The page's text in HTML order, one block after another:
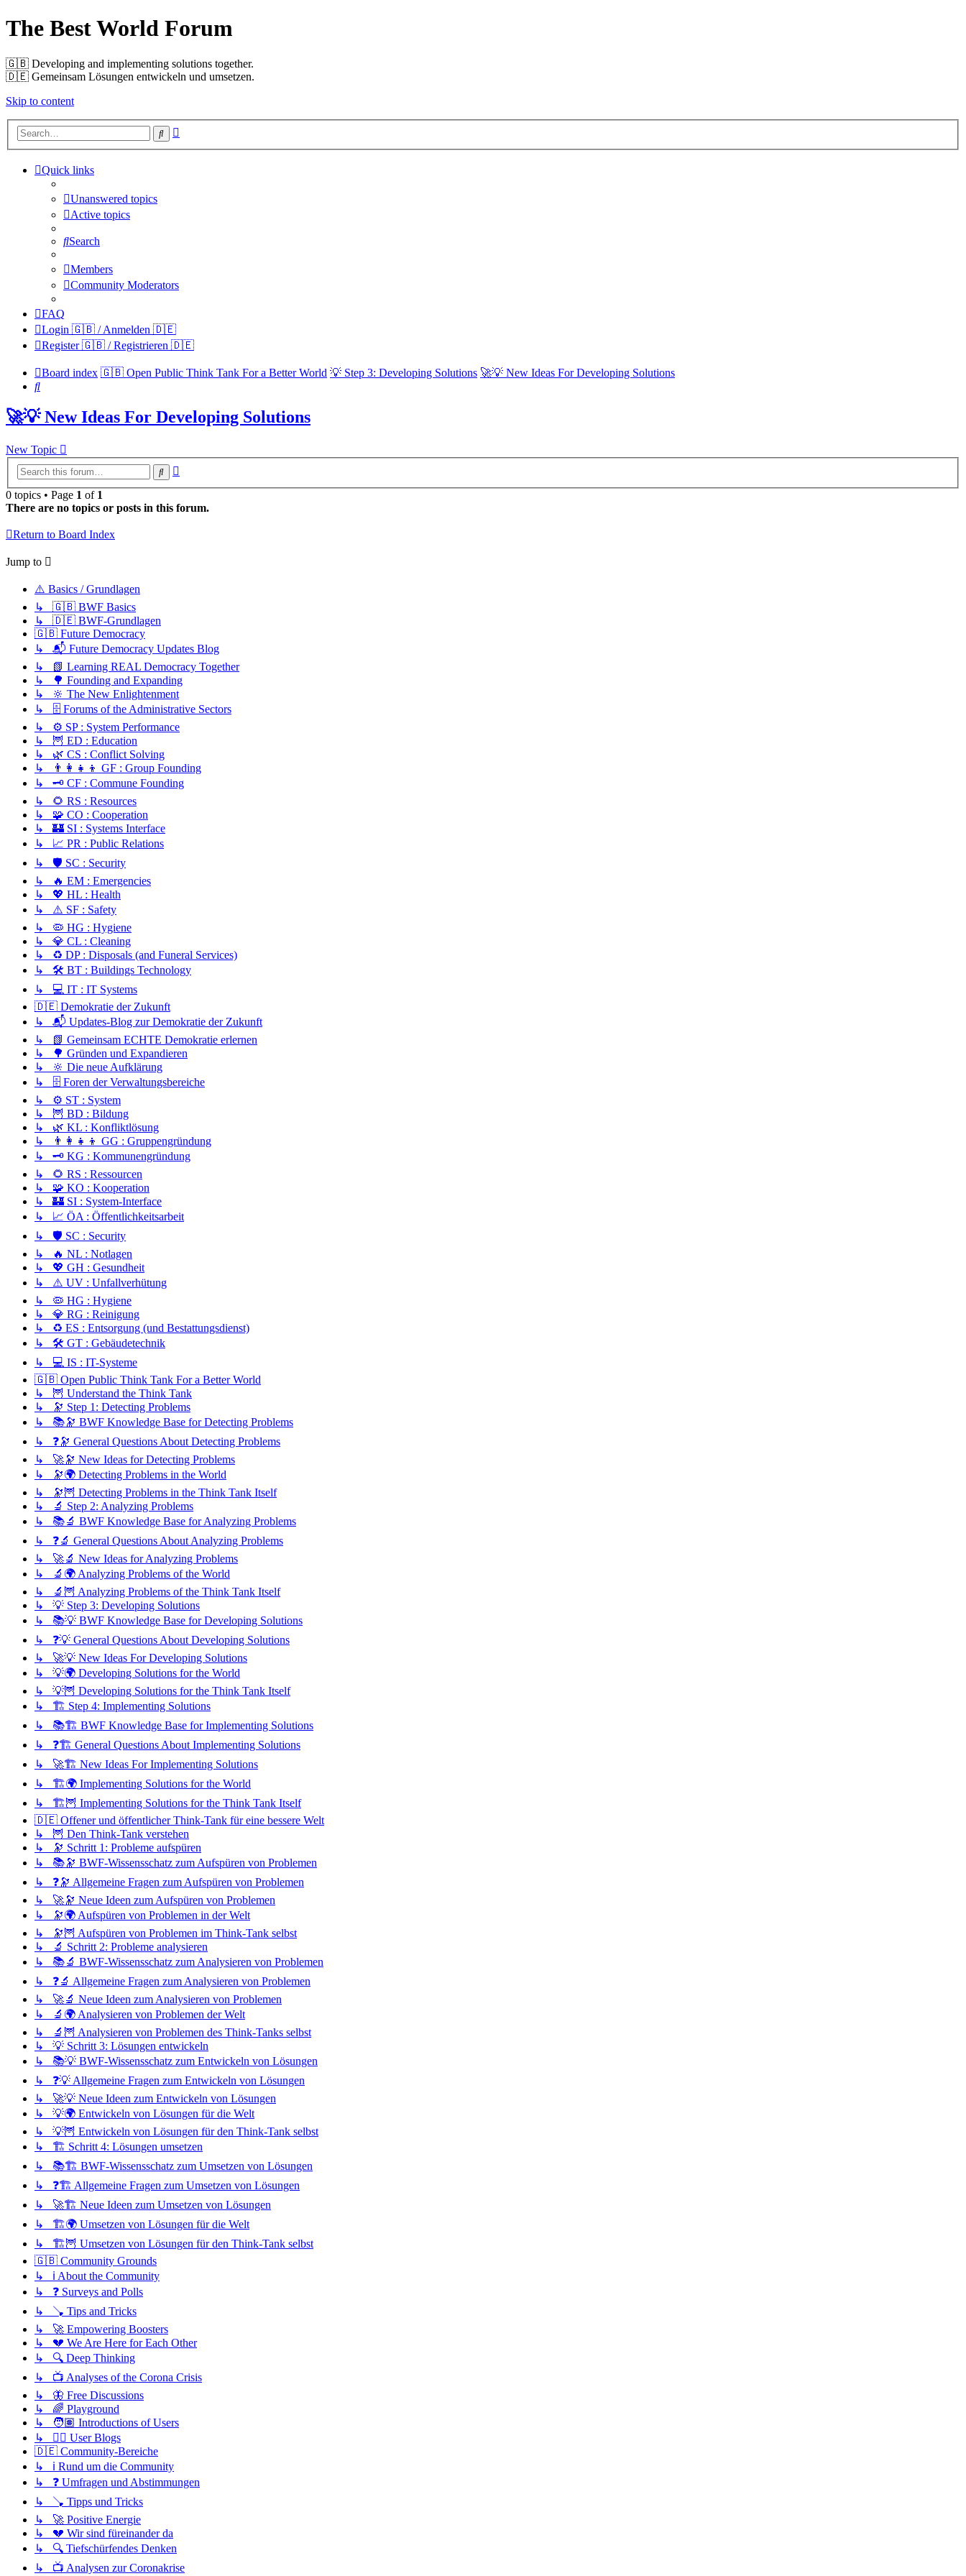
The Best World Forum
🇬🇧️ Developing and implementing solutions together.
🇩🇪️ Gemeinsam Lösungen entwickeln und umsetzen.
Skip to content
Search
Quick links
Unanswered topics
Active topics
Search
Members
Community Moderators
FAQ
Login 🇬🇧 / Anmelden 🇩🇪
Register 🇬🇧 / Registrieren 🇩🇪
Board index 🇬🇧 Open Public Think Tank For a Better World 💡 Step 3: Developing Solutions 🚀💡 New Ideas For Developing Solutions
Search
🚀💡 New Ideas For Developing Solutions
New Topic
Search
0 topics • Page 1 of 1
There are no topics or posts in this forum.
Return to Board Index
Jump to
⚠️ Basics / Grundlagen
↳ 🇬🇧 BWF Basics
↳ 🇩🇪 BWF-Grundlagen
🇬🇧 Future Democracy
↳ 📬 Future Democracy Updates Blog
↳ 📗 Learning REAL Democracy Together
↳ 🌳 Founding and Expanding
↳ 🔆 The New Enlightenment
↳ 🗄️ Forums of the Administrative Sectors
↳ ⚙️ SP : System Performance
↳ 🦉 ED : Education
↳ 🌿 CS : Conflict Solving
↳ 👨‍👩‍👧‍👦 GF : Group Founding
↳ 🗝️ CF : Commune Founding
↳ 🌻 RS : Resources
↳ 🧩 CO : Cooperation
↳ 🏰 SI : Systems Interface
↳ 📈 PR : Public Relations
↳ 🛡️ SC : Security
↳ 🔥 EM : Emergencies
↳ 💖 HL : Health
↳ ⚠️ SF : Safety
↳ 🦠 HG : Hygiene
↳ 💎 CL : Cleaning
↳ ♻️ DP : Disposals (and Funeral Services)
↳ 🛠️ BT : Buildings Technology
↳ 💻 IT : IT Systems
🇩🇪 Demokratie der Zukunft
↳ 📬 Updates-Blog zur Demokratie der Zukunft
↳ 📗 Gemeinsam ECHTE Demokratie erlernen
↳ 🌳 Gründen und Expandieren
↳ 🔆 Die neue Aufklärung
↳ 🗄️ Foren der Verwaltungsbereiche
↳ ⚙️ ST : System
↳ 🦉 BD : Bildung
↳ 🌿 KL : Konfliktlösung
↳ 👨‍👩‍👧‍👦 GG : Gruppengründung
↳ 🗝️ KG : Kommunengründung
↳ 🌻 RS : Ressourcen
↳ 🧩 KO : Kooperation
↳ 🏰 SI : System-Interface
↳ 📈 ÖA : Öffentlichkeitsarbeit
↳ 🛡️ SC : Security
↳ 🔥 NL : Notlagen
↳ 💖 GH : Gesundheit
↳ ⚠️ UV : Unfallverhütung
↳ 🦠 HG : Hygiene
↳ 💎 RG : Reinigung
↳ ♻️ ES : Entsorgung (und Bestattungsdienst)
↳ 🛠️ GT : Gebäudetechnik
↳ 💻 IS : IT-Systeme
🇬🇧 Open Public Think Tank For a Better World
↳ 🦉 Understand the Think Tank
↳ 🔭 Step 1: Detecting Problems
↳ 📚🔭 BWF Knowledge Base for Detecting Problems
↳ ❓🔭 General Questions About Detecting Problems
↳ 🚀🔭 New Ideas for Detecting Problems
↳ 🔭🌍 Detecting Problems in the World
↳ 🔭🦉 Detecting Problems in the Think Tank Itself
↳ 🔬 Step 2: Analyzing Problems
↳ 📚🔬 BWF Knowledge Base for Analyzing Problems
↳ ❓🔬 General Questions About Analyzing Problems
↳ 🚀🔬 New Ideas for Analyzing Problems
↳ 🔬🌍 Analyzing Problems of the World
↳ 🔬🦉 Analyzing Problems of the Think Tank Itself
↳ 💡 Step 3: Developing Solutions
↳ 📚💡 BWF Knowledge Base for Developing Solutions
↳ ❓💡 General Questions About Developing Solutions
↳ 🚀💡 New Ideas For Developing Solutions
↳ 💡🌍 Developing Solutions for the World
↳ 💡🦉 Developing Solutions for the Think Tank Itself
↳ 🏗️ Step 4: Implementing Solutions
↳ 📚🏗️ BWF Knowledge Base for Implementing Solutions
↳ ❓🏗️ General Questions About Implementing Solutions
↳ 🚀🏗️ New Ideas For Implementing Solutions
↳ 🏗️🌍 Implementing Solutions for the World
↳ 🏗️🦉 Implementing Solutions for the Think Tank Itself
🇩🇪 Offener und öffentlicher Think-Tank für eine bessere Welt
↳ 🦉 Den Think-Tank verstehen
↳ 🔭 Schritt 1: Probleme aufspüren
↳ 📚🔭 BWF-Wissensschatz zum Aufspüren von Problemen
↳ ❓🔭 Allgemeine Fragen zum Aufspüren von Problemen
↳ 🚀🔭 Neue Ideen zum Aufspüren von Problemen
↳ 🔭🌍 Aufspüren von Problemen in der Welt
↳ 🔭🦉 Aufspüren von Problemen im Think-Tank selbst
↳ 🔬 Schritt 2: Probleme analysieren
↳ 📚🔬 BWF-Wissensschatz zum Analysieren von Problemen
↳ ❓🔬 Allgemeine Fragen zum Analysieren von Problemen
↳ 🚀🔬 Neue Ideen zum Analysieren von Problemen
↳ 🔬🌍 Analysieren von Problemen der Welt
↳ 🔬🦉 Analysieren von Problemen des Think-Tanks selbst
↳ 💡 Schritt 3: Lösungen entwickeln
↳ 📚💡 BWF-Wissensschatz zum Entwickeln von Lösungen
↳ ❓💡 Allgemeine Fragen zum Entwickeln von Lösungen
↳ 🚀💡 Neue Ideen zum Entwickeln von Lösungen
↳ 💡🌍 Entwickeln von Lösungen für die Welt
↳ 💡🦉 Entwickeln von Lösungen für den Think-Tank selbst
↳ 🏗️ Schritt 4: Lösungen umsetzen
↳ 📚🏗️ BWF-Wissensschatz zum Umsetzen von Lösungen
↳ ❓🏗️ Allgemeine Fragen zum Umsetzen von Lösungen
↳ 🚀🏗️ Neue Ideen zum Umsetzen von Lösungen
↳ 🏗️🌍 Umsetzen von Lösungen für die Welt
↳ 🏗️🦉 Umsetzen von Lösungen für den Think-Tank selbst
🇬🇧 Community Grounds
↳ ℹ️ About the Community
↳ ❓ Surveys and Polls
↳ 🪠 Tips and Tricks
↳ 🚀 Empowering Boosters
↳ 💔 We Are Here for Each Other
↳ 🔍 Deep Thinking
↳ 📺 Analyses of the Corona Crisis
↳ 🦋 Free Discussions
↳ 🌈 Playground
↳ 🧑🏽 Introductions of Users
↳ ✍🏽 User Blogs
🇩🇪 Community-Bereiche
↳ ℹ️ Rund um die Community
↳ ❓ Umfragen und Abstimmungen
↳ 🪠 Tipps und Tricks
↳ 🚀 Positive Energie
↳ 💔 Wir sind füreinander da
↳ 🔍 Tiefschürfendes Denken
↳ 📺 Analysen zur Coronakrise